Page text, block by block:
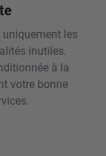
les
inutiles.
à la
votre bonne